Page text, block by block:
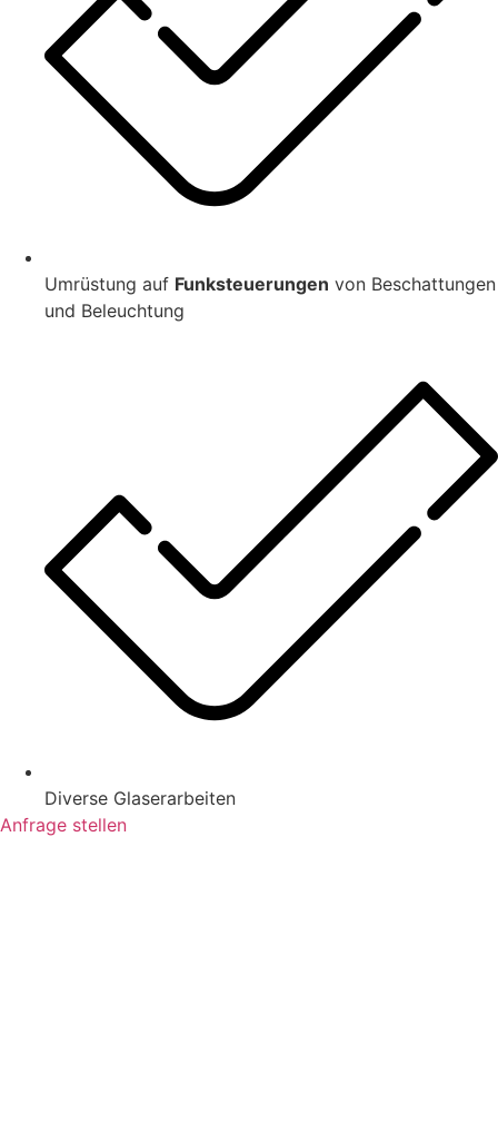
Umrüstung auf Funksteuerungen von Beschattungen
und Beleuchtung
Diverse Glaserarbeiten
Anfrage stellen